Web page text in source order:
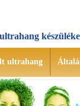
ultrahang